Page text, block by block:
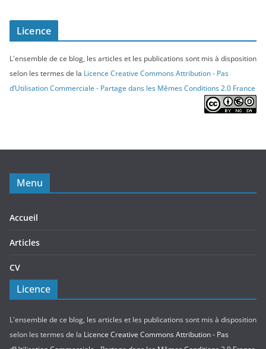
Licence
L'ensemble de ce blog, les articles et les publications sont mis à disposition
selon les termes de la Licence Creative Commons Attribution - Pas
d’Utilisation Commerciale - Partage dans les Mêmes Conditions 2.0 France
Menu
Accueil
Articles
CV
Licence
L'ensemble de ce blog, les articles et les publications sont mis à disposition
selon les termes de la Licence Creative Commons Attribution - Pas